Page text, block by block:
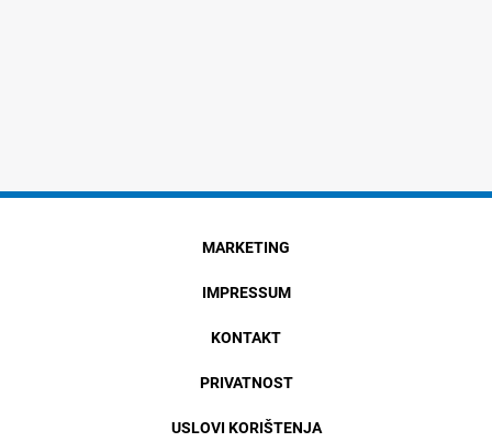
MARKETING
IMPRESSUM
KONTAKT
PRIVATNOST
USLOVI KORIŠTENJA